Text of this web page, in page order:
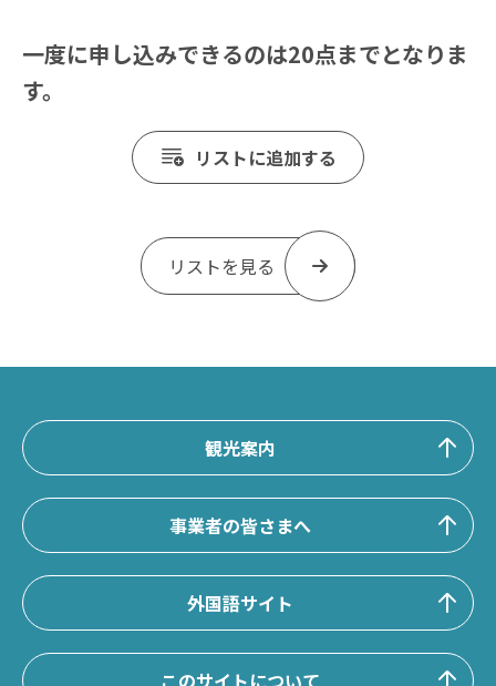
一度に申し込みできるのは20点までとなりま
す。
リストに追加する
リストを見る
観光案内
事業者の皆さまへ
外国語サイト